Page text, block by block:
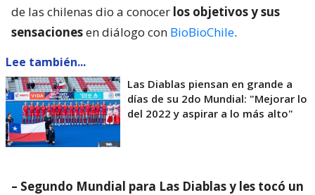
de las chilenas dio a conocer los objetivos y sus
sensacionesen diálogo con BioBioChile.
Lee también...
Las Diablas piensan en grande a
días de su 2do Mundial: "Mejorar lo
del 2022 y aspirar a lo más alto"
– Segundo Mundial para Las Diablas y les tocó un